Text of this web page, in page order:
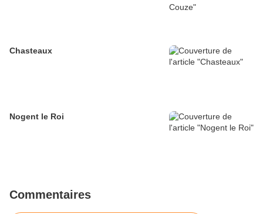
Chasteaux
Nogent le Roi
Commentaires